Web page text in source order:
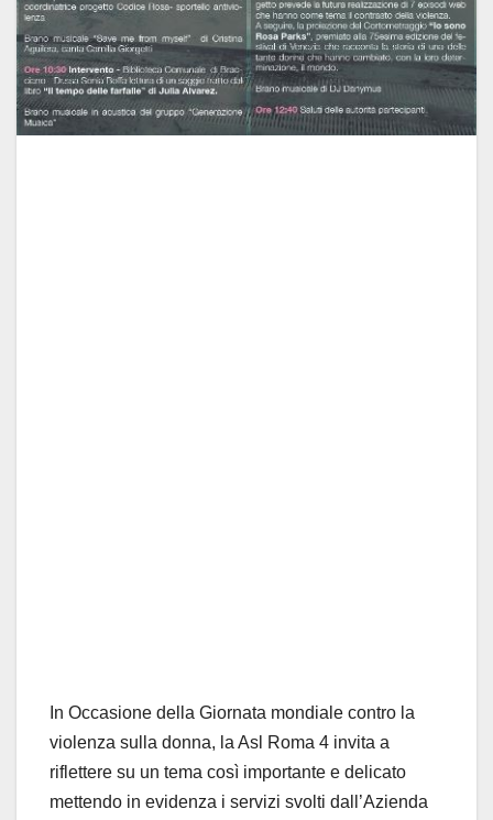
In Occasione della Giornata mondiale contro la
violenza sulla donna, la Asl Roma 4 invita a
riflettere su un tema così importante e delicato
mettendo in evidenza i servizi svolti dall’Azienda